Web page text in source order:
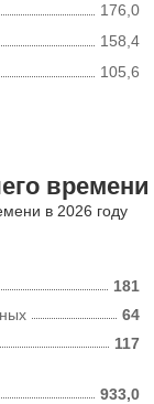
176,0
158,4
105,6
времени
в 2026 году
181
117
64
933,0